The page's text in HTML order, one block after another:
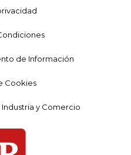
de Información
Cookies
y Comercio